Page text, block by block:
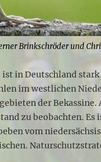
Brinkschröder und
in Deutschland
im westlichen
der Bekassine.
zu beobachten. Es
vom